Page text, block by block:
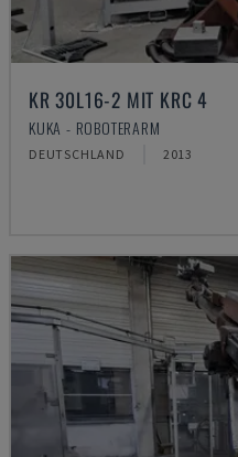
KR 30L16-2 MIT KRC 4
KUKA - ROBOTERARM
DEUTSCHLAND 2013